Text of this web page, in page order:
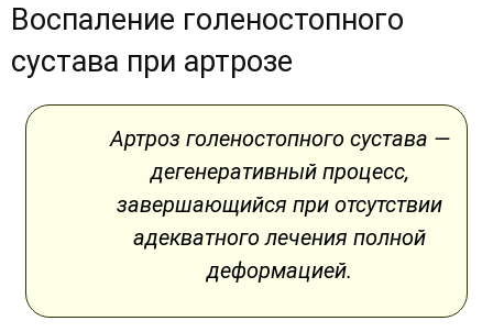
Воспаление голеностопного
сустава при артрозе
Артроз голеностопного сустава —
дегенеративный процесс,
завершающийся при отсутствии
адекватного лечения полной
деформацией.